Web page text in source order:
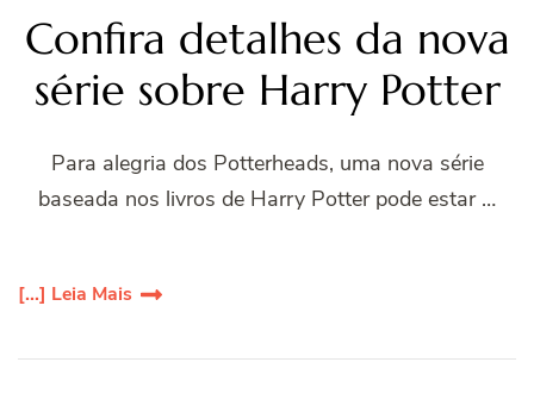
Confira detalhes da nova
série sobre Harry Potter
Para alegria dos Potterheads, uma nova série
baseada nos livros de Harry Potter pode estar …
[...] Leia Mais